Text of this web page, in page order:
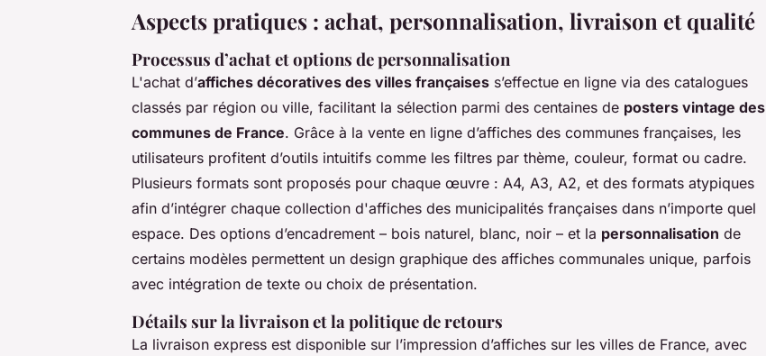
Aspects pratiques : achat, personnalisation, livraison et qualité
Processus d’achat et options de personnalisation
L'achat d’affiches décoratives des villes françaises s’effectue en ligne via des catalogues
classés par région ou ville, facilitant la sélection parmi des centaines de posters vintage des
communes de France. Grâce à la vente en ligne d’affiches des communes françaises, les
utilisateurs profitent d’outils intuitifs comme les filtres par thème, couleur, format ou cadre.
Plusieurs formats sont proposés pour chaque œuvre : A4, A3, A2, et des formats atypiques
afin d’intégrer chaque collection d'affiches des municipalités françaises dans n’importe quel
espace. Des options d’encadrement – bois naturel, blanc, noir – et la personnalisation de
certains modèles permettent un design graphique des affiches communales unique, parfois
avec intégration de texte ou choix de présentation.
Détails sur la livraison et la politique de retours
La livraison express est disponible sur l’impression d’affiches sur les villes de France, avec